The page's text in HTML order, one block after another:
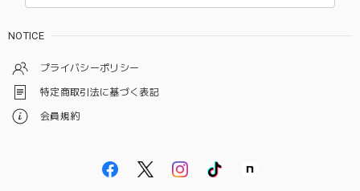
NOTICE
プライバシーポリシー
特定商取引法に基づく表記
会員規約